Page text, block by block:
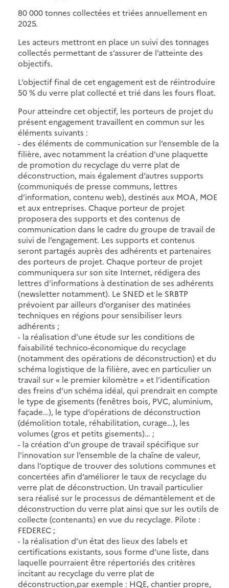
80 000 tonnes collectées et triées annuellement en
2025.
Les acteurs mettront en place un suivi des tonnages
collectés permettant de s’assurer de l’atteinte des
objectifs.
L’objectif final de cet engagement est de réintroduire
50 % du verre plat collecté et trié dans les fours float.
Pour atteindre cet objectif, les porteurs de projet du
présent engagement travaillent en commun sur les
éléments suivants :
- des éléments de communication sur l’ensemble de la
filière, avec notamment la création d’une plaquette
de promotion du recyclage du verre plat de
déconstruction, mais également d’autres supports
(communiqués de presse communs, lettres
d’information, contenu web), destinés aux MOA, MOE
et aux entreprises. Chaque porteur de projet
proposera des supports et des contenus de
communication dans le cadre du groupe de travail de
suivi de l’engagement. Les supports et contenus
seront partagés auprès des adhérents et partenaires
des porteurs de projet. Chaque porteur de projet
communiquera sur son site Internet, rédigera des
lettres d’informations à destination de ses adhérents
(newsletter notamment). Le SNED et le SRBTP
prévoient par ailleurs d’organiser des matinées
techniques en régions pour sensibiliser leurs
adhérents ;
- la réalisation d’une étude sur les conditions de
faisabilité technico-économique du recyclage
(notamment des opérations de déconstruction) et du
schéma logistique de la filière, avec en particulier un
travail sur « le premier kilomètre » et l’identification
des freins d’un schéma idéal, qui prendrait en compte
le type de gisements (fenêtres bois, PVC, aluminium,
façade…), le type d’opérations de déconstruction
(démolition totale, réhabilitation, curage…), les
volumes (gros et petits gisements)… ;
- la création d’un groupe de travail spécifique sur
l’innovation sur l’ensemble de la chaîne de valeur,
dans l’optique de trouver des solutions communes et
concertées afin d’améliorer le taux de recyclage du
verre plat de déconstruction. Un travail particulier
sera réalisé sur le processus de démantèlement et de
déconstruction du verre plat ainsi que sur les outils de
collecte (contenants) en vue du recyclage. Pilote :
FEDEREC ;
- la réalisation d’un état des lieux des labels et
certifications existants, sous forme d’une liste, dans
laquelle pourraient être répertoriés des critères
incitant au recyclage du verre plat de
déconstruction,par exemple : HQE, chantier propre,